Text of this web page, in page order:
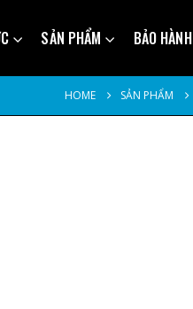
SẢN PHẨM BẢO HÀNH
HOME SẢN PHẨM